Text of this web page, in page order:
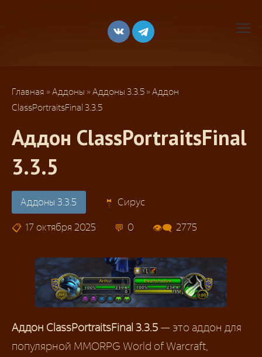
Главная »Аддоны »Аддоны 3.3.5 »Аддон
ClassPortraitsFinal 3.3.5
Аддон ClassPortraitsFinal
3.3.5
Аддоны 3.3.5 Сирус
17 октября 2025 0 2775
Аддон ClassPortraitsFinal 3.3.5 — это аддон для
популярной MMORPG World of Warcraft,